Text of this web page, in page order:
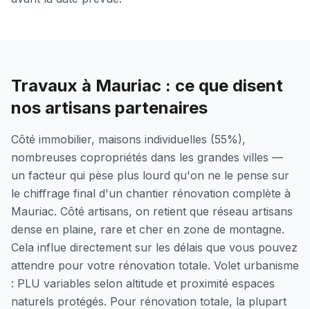
Travaux à Mauriac : ce que disent
nos artisans partenaires
Côté immobilier, maisons individuelles (55%),
nombreuses copropriétés dans les grandes villes —
un facteur qui pèse plus lourd qu'on ne le pense sur
le chiffrage final d'un chantier rénovation complète à
Mauriac. Côté artisans, on retient que réseau artisans
dense en plaine, rare et cher en zone de montagne.
Cela influe directement sur les délais que vous pouvez
attendre pour votre rénovation totale. Volet urbanisme
: PLU variables selon altitude et proximité espaces
naturels protégés. Pour rénovation totale, la plupart